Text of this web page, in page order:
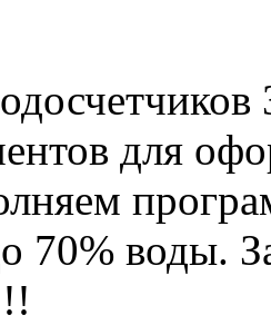
для
70% воды.